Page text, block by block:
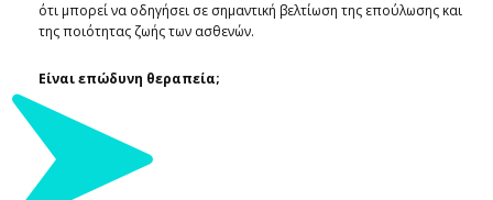
ότι μπορεί να οδηγήσει σε σημαντική βελτίωση της επούλωσης και
της ποιότητας ζωής των ασθενών.
Είναι επώδυνη θεραπεία;